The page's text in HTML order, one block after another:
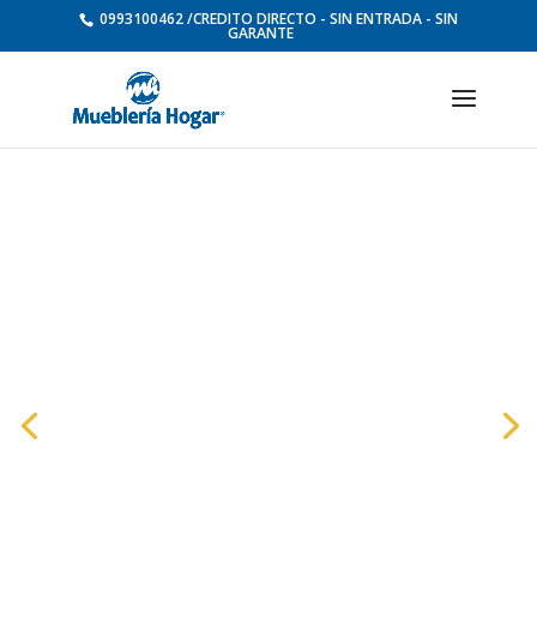
0993100462 /CREDITO DIRECTO - SIN ENTRADA - SIN
GARANTE